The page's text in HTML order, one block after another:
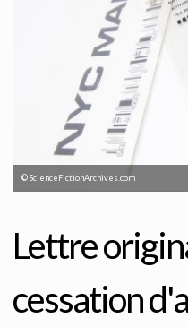
© ScienceFictionArchives.com
© ScienceFictionArchives.com
Lettre
cessation